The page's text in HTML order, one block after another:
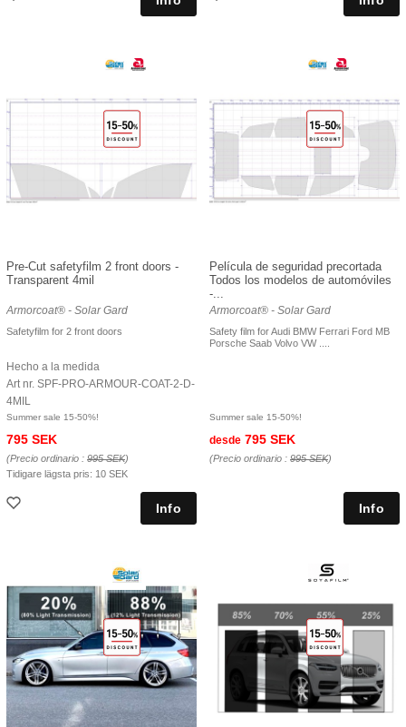
Pre-Cut safetyfilm 2 front doors -
Transparent 4mil
Armorcoat® - Solar Gard
Safetyfilm for 2 front doors
Hecho a la medida
Art nr. SPF-PRO-ARMOUR-COAT-2-D-
4MIL
Summer sale 15-50%!
795 SEK
(Precio ordinario : 995 SEK)
Tidigare lägsta pris: 10 SEK
Película de seguridad precortada
Todos los modelos de automóviles
-...
Armorcoat® - Solar Gard
Safety film for Audi BMW Ferrari Ford MB
Porsche Saab Volvo VW ....
Summer sale 15-50%!
desde 795 SEK
(Precio ordinario : 995 SEK)